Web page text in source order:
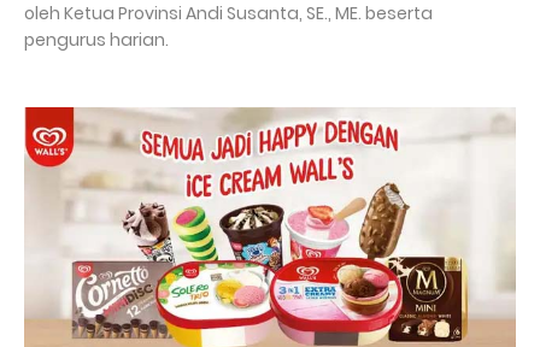
oleh Ketua Provinsi Andi Susanta, SE., ME. beserta
pengurus harian.